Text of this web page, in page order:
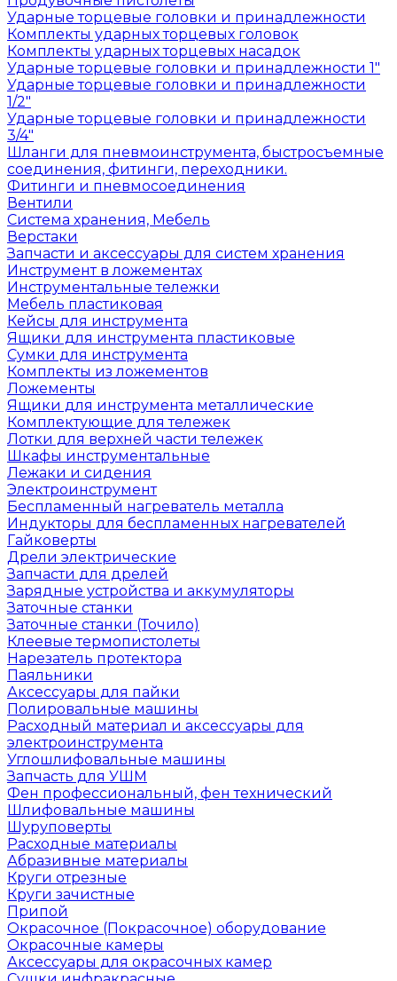
Ударные торцевые головки и принадлежности
Комплекты ударных торцевых головок
Комплекты ударных торцевых насадок
Ударные торцевые головки и принадлежности 1"
Ударные торцевые головки и принадлежности
1/2"
Ударные торцевые головки и принадлежности
3/4"
Шланги для пневмоинструмента, быстросъемные
соединения, фитинги, переходники.
Фитинги и пневмосоединения
Вентили
Система хранения, Мебель
Верстаки
Запчасти и аксессуары для систем хранения
Инструмент в ложементах
Инструментальные тележки
Мебель пластиковая
Кейсы для инструмента
Ящики для инструмента пластиковые
Сумки для инструмента
Комплекты из ложементов
Ложементы
Ящики для инструмента металлические
Комплектующие для тележек
Лотки для верхней части тележек
Шкафы инструментальные
Лежаки и сидения
Электроинструмент
Беспламенный нагреватель металла
Индукторы для беспламенных нагревателей
Гайковерты
Дрели электрические
Запчасти для дрелей
Зарядные устройства и аккумуляторы
Заточные станки
Заточные станки (Точило)
Клеевые термопистолеты
Нарезатель протектора
Паяльники
Аксессуары для пайки
Полировальные машины
Расходный материал и аксессуары для
электроинструмента
Углошлифовальные машины
Запчасть для УШМ
Фен профессиональный, фен технический
Шлифовальные машины
Шуруповерты
Расходные материалы
Абразивные материалы
Круги отрезные
Круги зачистные
Припой
Окрасочное (Покрасочное) оборудование
Окрасочные камеры
Аксессуары для окрасочных камер